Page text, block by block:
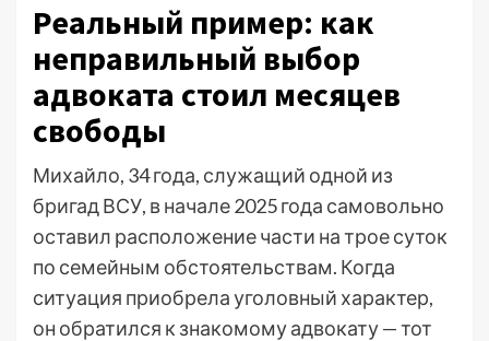
Реальный пример: как
неправильный выбор
адвоката стоил месяцев
свободы
Михайло, 34 года, служащий одной из
бригад ВСУ, в начале 2025 года самовольно
оставил расположение части на трое суток
по семейным обстоятельствам. Когда
ситуация приобрела уголовный характер,
он обратился к знакомому адвокату — тот